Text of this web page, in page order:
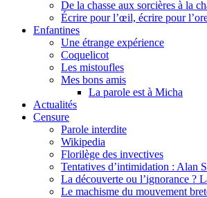
De la chasse aux sorcières à la
Écrire pour l’œil, écrire pour
Enfantines
Une étrange expérience
Coquelicot
Les mistoufles
Mes bons amis
La parole est à Micha
Actualités
Censure
Parole interdite
Wikipedia
Florilège des invectives
Tentatives d’intimidation : Alan
La découverte ou l’ignorance ?
Le machisme du mouvement